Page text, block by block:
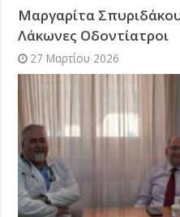
Μαργαρίτα
Λάκωνες Οδοντίατροι
27 Μαρτίου 2026